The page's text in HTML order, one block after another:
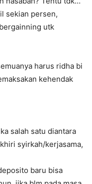
sekian persen,
utk
harus ridha bi
kehendak
salah satu diantara
syirkah/kerjasama,
baru bisa